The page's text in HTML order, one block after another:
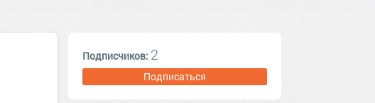
Подписчиков: 2
Подписаться